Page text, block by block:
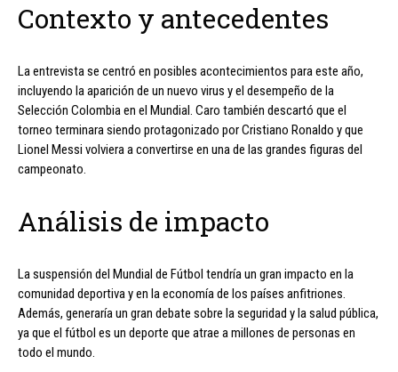
Contexto y antecedentes
La entrevista se centró en posibles acontecimientos para este año,
incluyendo la aparición de un nuevo virus y el desempeño de la
Selección Colombia en el Mundial. Caro también descartó que el
torneo terminara siendo protagonizado por Cristiano Ronaldo y que
Lionel Messi volviera a convertirse en una de las grandes figuras del
campeonato.
Análisis de impacto
La suspensión del Mundial de Fútbol tendría un gran impacto en la
comunidad deportiva y en la economía de los países anfitriones.
Además, generaría un gran debate sobre la seguridad y la salud pública,
ya que el fútbol es un deporte que atrae a millones de personas en
todo el mundo.